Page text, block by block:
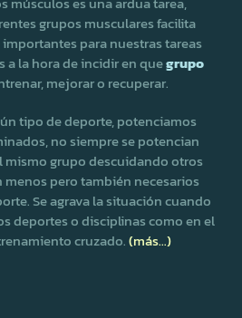
grupos musculares facilita
para nuestras tareas
la hora de incidir en quegrupo
mejorar o recuperar.
tipo de deporte, potenciamos
no siempre se potencian
grupo descuidando otros
pero también necesarios
Se agrava la situación cuando
deportes o disciplinas como en el
cruzado.(más…)